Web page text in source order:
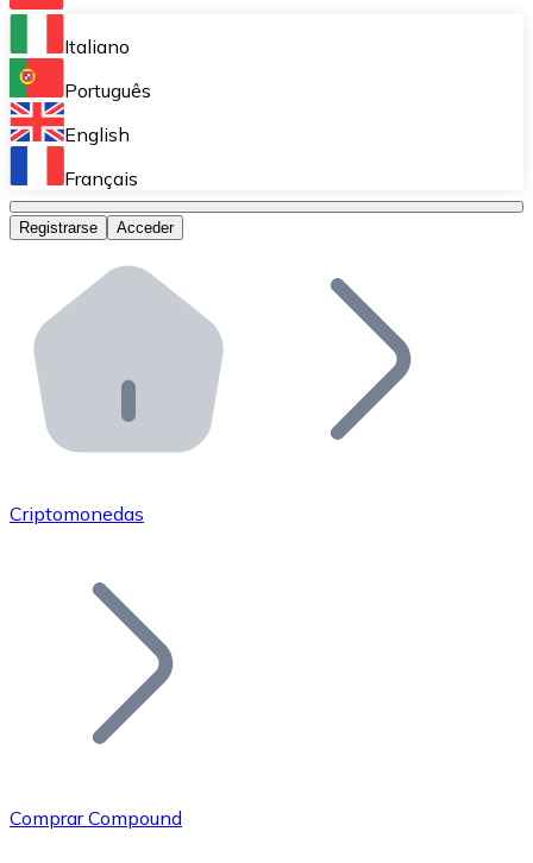
Bitnovo Ramp
Integra nuestra solución en tu plataforma.
Bitnovo Giftcards
Bitnovo OTC
Bitnovo ATM
Integra un ATM Bitnovo en tu negocio y permite que
Bitnovo API
Integra nuestra API en tu ecosistema.
Únete a nuestra red de distribuidores.
Añade tu proyecto a nuestro ecosistema.
Italiano
Português
English
Français
Registrarse Acceder
Criptomonedas
Comprar Compound